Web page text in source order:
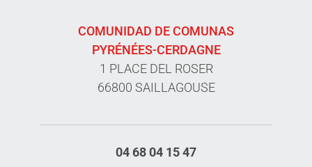
COMUNIDAD DE COMUNAS
PYRÉNÉES-CERDAGNE
1 PLACE DEL ROSER
66800 SAILLAGOUSE
04 68 04 15 47